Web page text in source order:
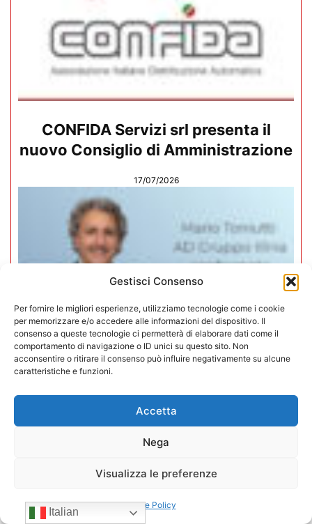
Gestisci Consenso
Per fornire le migliori esperienze, utilizziamo tecnologie come i cookie
per memorizzare e/o accedere alle informazioni del dispositivo. Il
consenso a queste tecnologie ci permetterà di elaborare dati come il
comportamento di navigazione o ID unici su questo sito. Non
acconsentire o ritirare il consenso può influire negativamente su alcune
caratteristiche e funzioni.
Accetta
Nega
Visualizza le preferenze
Cookie Policy
CONFIDA Servizi srl presenta il
nuovo Consiglio di Amministrazione
17/07/2026
Mario Toniutti confermato Vice
Presidente di CONFIDA per il
quadriennio 2026-2030
15/07/2026
Italian